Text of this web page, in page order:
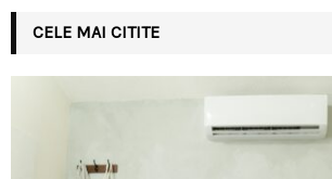
CELE MAI CITITE